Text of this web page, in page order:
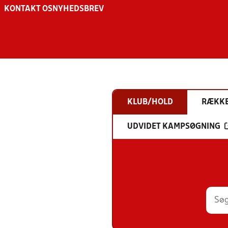
KONTAKT OS NYHEDSBREV
KLUB/HOLD
UDVIDET KAMPSØGNING